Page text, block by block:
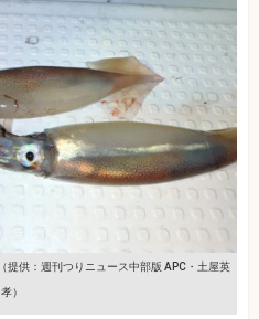
（提供：週刊つりニュース中部版 APC・土屋英
孝）